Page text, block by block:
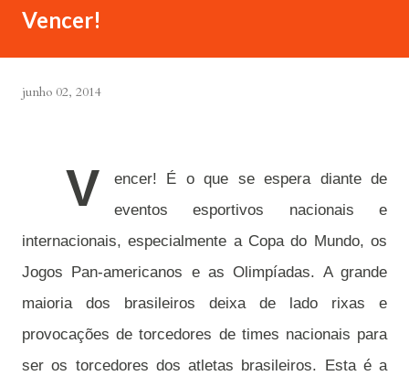
Vencer!
junho 02, 2014
V
encer! É o que se espera diante de
eventos esportivos nacionais e
internacionais, especialmente a Copa do Mundo, os
Jogos Pan-americanos e as Olimpíadas. A grande
maioria dos brasileiros deixa de lado rixas e
provocações de torcedores de times nacionais para
ser os torcedores dos atletas brasileiros. Esta é a